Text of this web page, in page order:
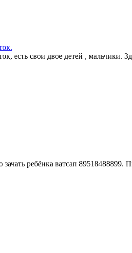
есть свои двое детей , мальчики.
ребёнка ватсап 89518488899.